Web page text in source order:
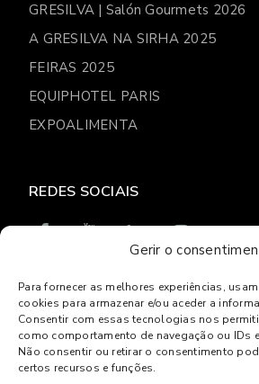
Gerir o
Para fornecer as melhores experiências,
cookies para armazenar e/ou aceder a
Consentir com essas tecnologias nos
como comportamento de navegação ou IDs
Não consentir ou retirar o consentimento
certos recursos e funções.
GRESILVA | Salón Gourmets 2026
A GRESILVA NA SIRHA 2025
FEIRAS 2025
EQUIPHOTEL PARIS
EXPOALIMENTA
REDES SOCIAIS
© 2026Gresilva
Política de privacidade
Livro de
Centro de Arbitragem e Conflitos de
Powered by